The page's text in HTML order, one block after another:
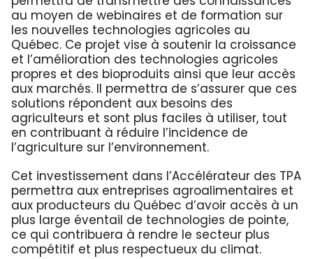
au moyen de webinaires et de formation sur
les nouvelles technologies agricoles au
Québec. Ce projet vise à soutenir la croissance
et l’amélioration des technologies agricoles
propres et des bioproduits ainsi que leur accès
aux marchés. Il permettra de s’assurer que ces
solutions répondent aux besoins des
agriculteurs et sont plus faciles à utiliser, tout
en contribuant à réduire l’incidence de
l’agriculture sur l’environnement.
Cet investissement dans l’Accélérateur des TPA
permettra aux entreprises agroalimentaires et
aux producteurs du Québec d’avoir accès à un
plus large éventail de technologies de pointe,
ce qui contribuera à rendre le secteur plus
compétitif et plus respectueux du climat.